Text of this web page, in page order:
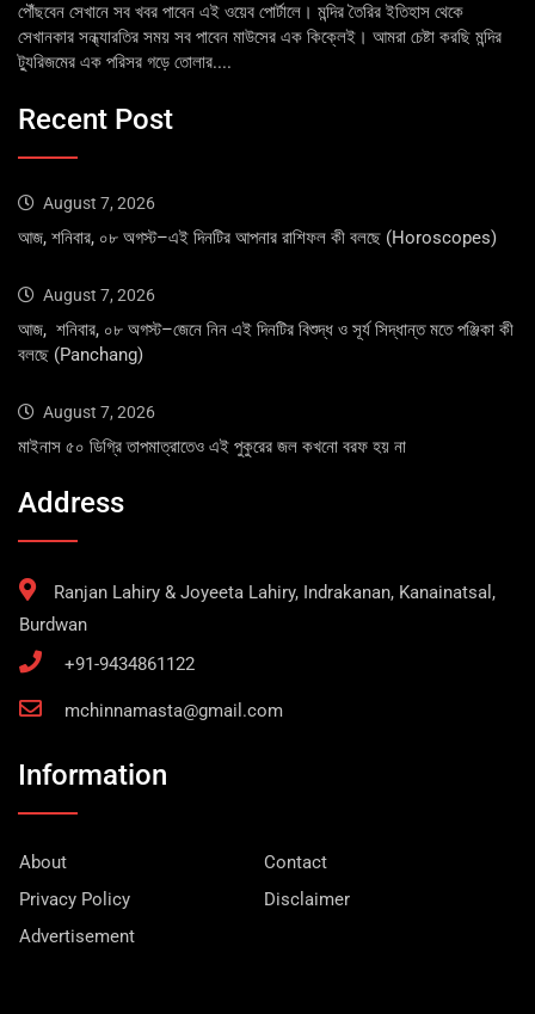
পৌঁছবেন সেখানে সব খবর পাবেন এই ওয়েব পোর্টালে। মন্দির তৈরির ইতিহাস থেকে
সেখানকার সন্ধ্যারতির সময় সব পাবেন মাউসের এক কিক্লেই। আমরা চেষ্টা করছি মন্দির
ট্যুরিজমের এক পরিসর গড়ে তোলার....
Recent Post
August 7, 2026
আজ, শনিবার, ০৮ অগস্ট–এই দিনটির আপনার রাশিফল কী বলছে (Horoscopes)
August 7, 2026
আজ, শনিবার, ০৮ অগস্ট–জেনে নিন এই দিনটির বিশুদ্ধ ও সূর্য সিদ্ধান্ত মতে পঞ্জিকা কী
বলছে (Panchang)
August 7, 2026
মাইনাস ৫০ ডিগ্রি তাপমাত্রাতেও এই পুকুরের জল কখনো বরফ হয় না
Address
Ranjan Lahiry & Joyeeta Lahiry, Indrakanan, Kanainatsal,
Burdwan
+91-9434861122
mchinnamasta@gmail.com
Information
About
Contact
Privacy Policy
Disclaimer
Advertisement